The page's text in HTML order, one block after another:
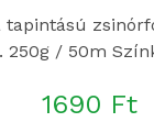
tapintású
250g / 50m
1690 Ft